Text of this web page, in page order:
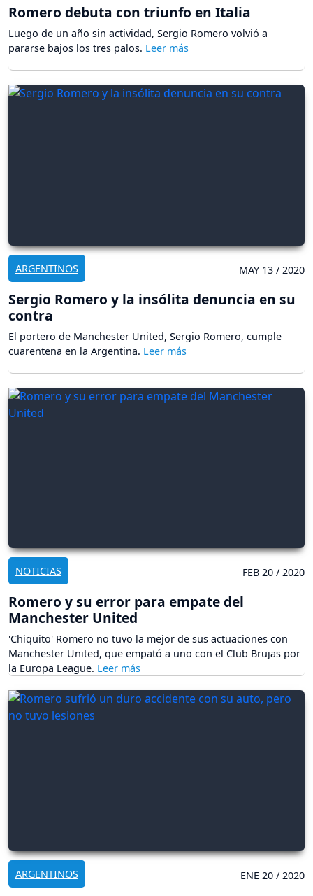
Romero debuta con triunfo en Italia
Luego de un año sin actividad, Sergio Romero volvió a
pararse bajos los tres palos.
ARGENTINOS MAY 13 / 2020
Sergio Romero y la insólita denuncia en su
contra
El portero de Manchester United, Sergio Romero, cumple
cuarentena en la Argentina.
NOTICIAS FEB 20 / 2020
Romero y su error para empate del
Manchester United
'Chiquito' Romero no tuvo la mejor de sus actuaciones con
Manchester United, que empató a uno con el Club Brujas por
la Europa League.
ARGENTINOS ENE 20 / 2020